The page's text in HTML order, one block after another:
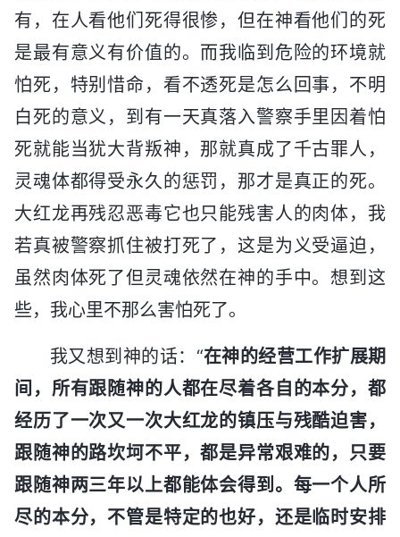
有，在人看他们死得很惨，但在神看他们的死
是最有意义有价值的。而我临到危险的环境就
怕死，特别惜命，看不透死是怎么回事，不明
白死的意义，到有一天真落入警察手里因着怕
死就能当犹大背叛神，那就真成了千古罪人，
灵魂体都得受永久的惩罚，那才是真正的死。
大红龙再残忍恶毒它也只能残害人的肉体，我
若真被警察抓住被打死了，这是为义受逼迫，
虽然肉体死了但灵魂依然在神的手中。想到这
些，我心里不那么害怕死了。
我又想到神的话：“在神的经营工作扩展期
间，所有跟随神的人都在尽着各自的本分，都
经历了一次又一次大红龙的镇压与残酷迫害，
跟随神的路坎坷不平，都是异常艰难的，只要
跟随神两三年以上都能体会得到。每一个人所
尽的本分，不管是特定的也好，还是临时安排